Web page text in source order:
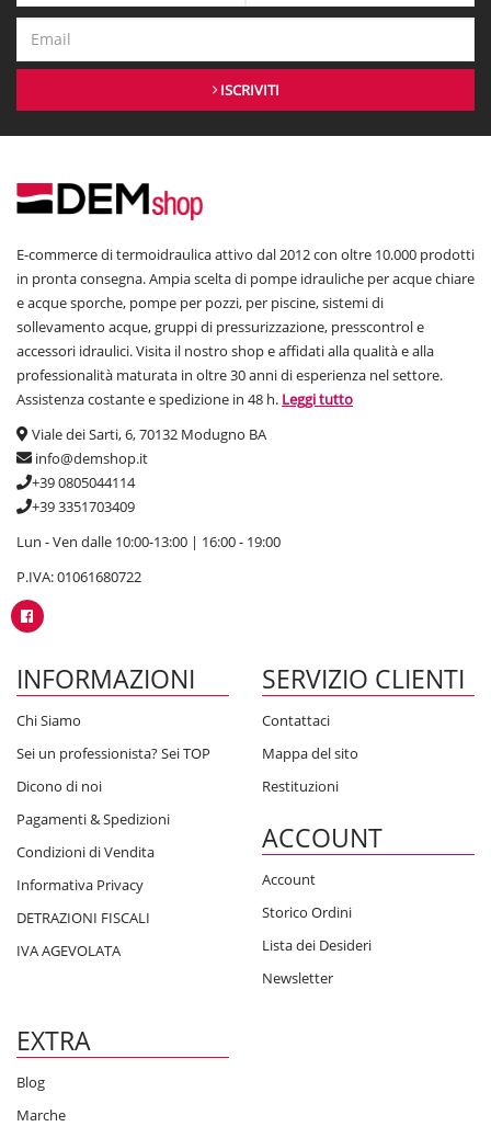
ISCRIVITI
E-commerce di termoidraulica attivo dal 2012 con oltre 10.000 prodotti
in pronta consegna. Ampia scelta di pompe idrauliche per acque chiare
e acque sporche, pompe per pozzi, per piscine, sistemi di
sollevamento acque, gruppi di pressurizzazione, presscontrol e
accessori idraulici. Visita il nostro shop e affidati alla qualità e alla
professionalità maturata in oltre 30 anni di esperienza nel settore.
Assistenza costante e spedizione in 48 h. Leggi tutto
Viale dei Sarti, 6, 70132 Modugno BA
info@demshop.it
+39 0805044114
+39 3351703409
Lun - Ven dalle 10:00-13:00 | 16:00 - 19:00
P.IVA: 01061680722
INFORMAZIONI
Chi Siamo
Sei un professionista? Sei TOP
Dicono di noi
Pagamenti & Spedizioni
Condizioni di Vendita
Informativa Privacy
DETRAZIONI FISCALI
IVA AGEVOLATA
SERVIZIO CLIENTI
Contattaci
Mappa del sito
Restituzioni
ACCOUNT
Account
Storico Ordini
Lista dei Desideri
Newsletter
EXTRA
Blog
Marche